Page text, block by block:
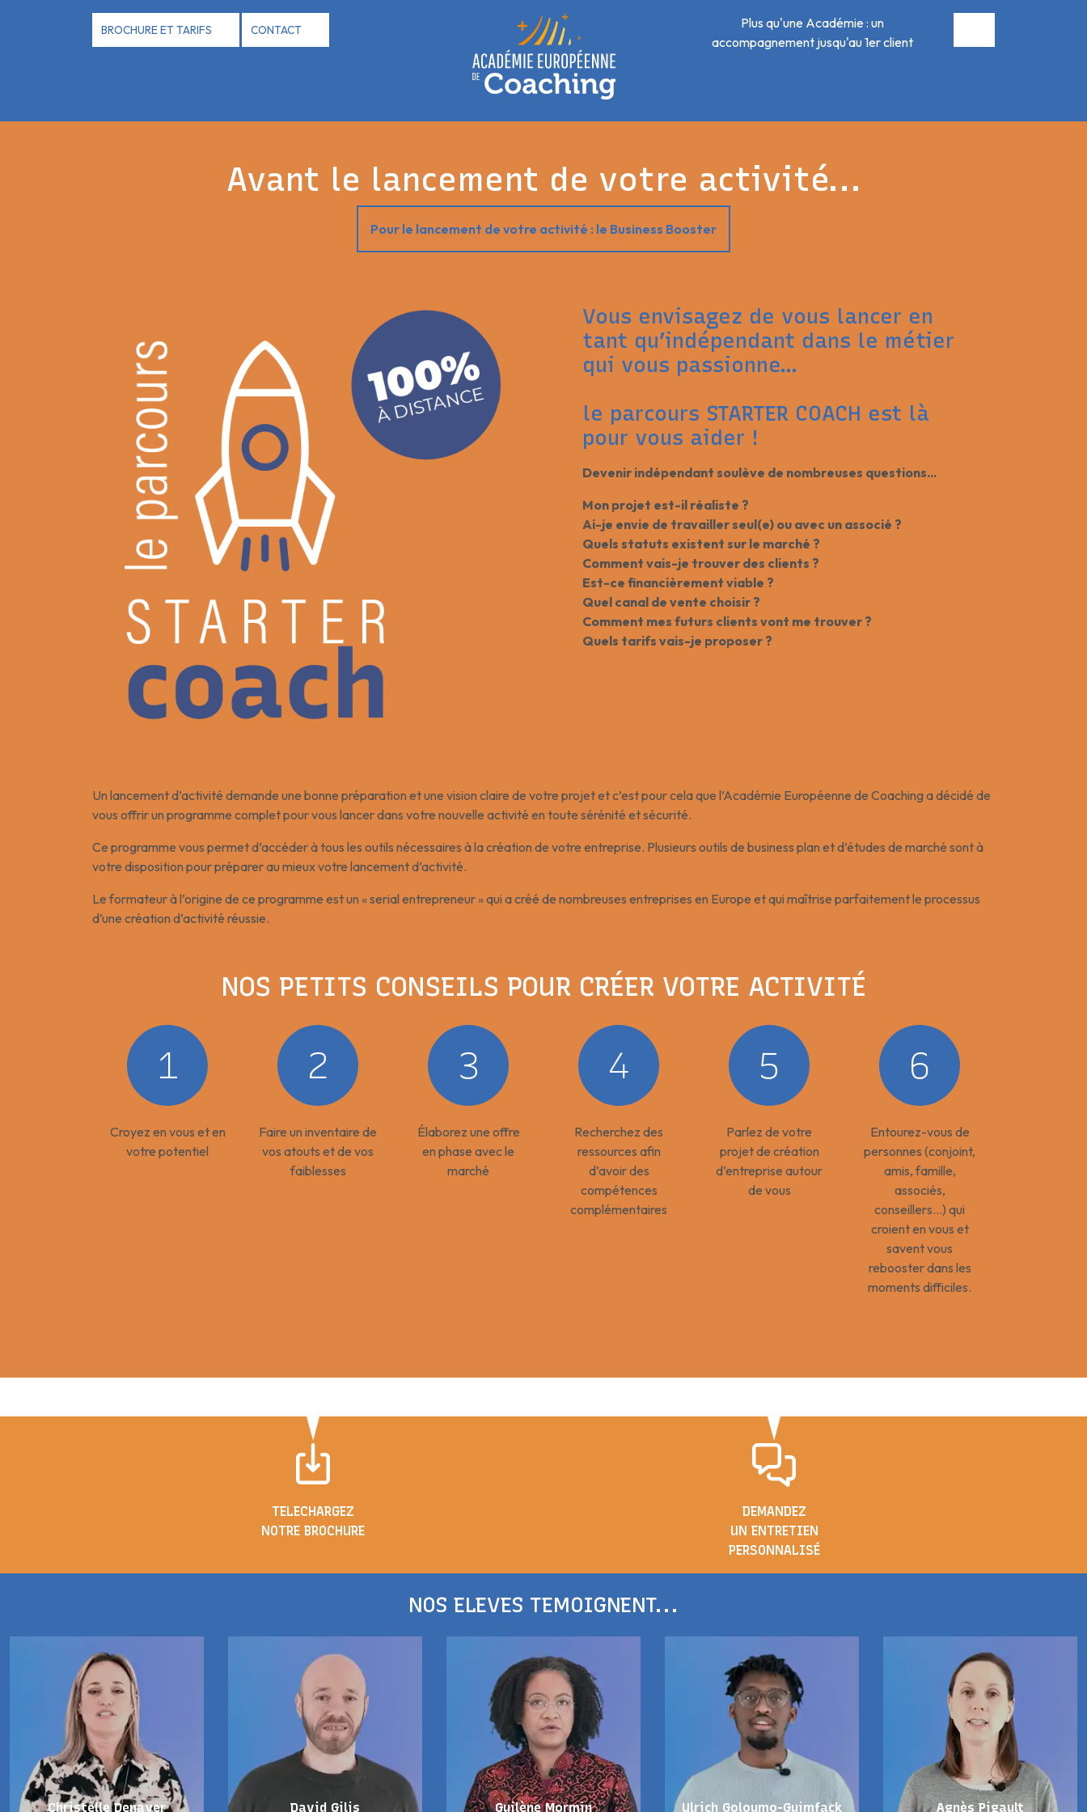
BROCHURE ET TARIFS CONTACT
Plus qu'une Académie : un
accompagnement jusqu'au 1er client
Avant le lancement de votre activité...
Pour le lancement de votre activité : le Business Booster
Vous envisagez de vous lancer en
tant qu’indépendant dans le métier
qui vous passionne…
le parcours STARTER COACH est là
pour vous aider !
Devenir indépendant soulève de nombreuses questions...
Mon projet est-il réaliste ?
Ai-je envie de travailler seul(e) ou avec un associé ?
Quels statuts existent sur le marché ?
Comment vais-je trouver des clients ?
Est-ce financièrement viable ?
Quel canal de vente choisir ?
Comment mes futurs clients vont me trouver ?
Quels tarifs vais-je proposer ?
Un lancement d’activité demande une bonne préparation et une vision claire de votre projet et c’est pour cela que l’Académie Européenne de Coaching a décidé de
vous offrir un programme complet pour vous lancer dans votre nouvelle activité en toute sérénité et sécurité.
Ce programme vous permet d’accéder à tous les outils nécessaires à la création de votre entreprise. Plusieurs outils de business plan et d’études de marché sont à
votre disposition pour préparer au mieux votre lancement d’activité.
Le formateur à l’origine de ce programme est un « serial entrepreneur » qui a créé de nombreuses entreprises en Europe et qui maîtrise parfaitement le processus
d’une création d’activité réussie.
NOS PETITS CONSEILS POUR CRÉER VOTRE ACTIVITÉ
1
Croyez en vous et en
votre potentiel
2
Faire un inventaire de
vos atouts et de vos
faiblesses
3
Élaborez une offre
en phase avec le
marché
4
Recherchez des
ressources afin
d’avoir des
compétences
complémentaires
5
Parlez de votre
projet de création
d’entreprise autour
de vous
6
Entourez-vous de
personnes (conjoint,
amis, famille,
associés,
conseillers...) qui
croient en vous et
savent vous
rebooster dans les
moments difficiles.
TELECHARGEZ
NOTRE BROCHURE
DEMANDEZ
UN ENTRETIEN
PERSONNALISÉ
NOS ELEVES TEMOIGNENT...
Christelle Denayer David Gilis Guilène Mormin Ulrich Goloumo-Guimfack Agnès Pigault
Panneau de gestion des cookies